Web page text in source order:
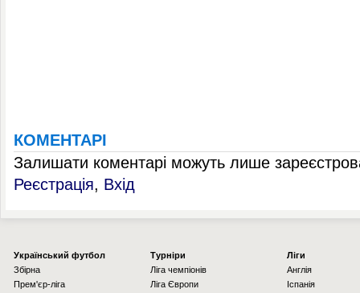
КОМЕНТАРІ
Залишати коментарі можуть лише
Реєстрація, Вхід
Українcький футбол
Збірна
Прем'єр-ліга
Турніри
Ліга чемпіонів
Ліга Європи
Ліги
Англія
Іспанія